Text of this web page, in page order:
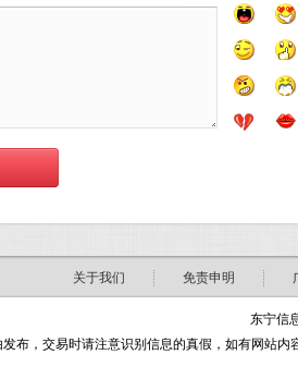
关于我们 免责申明
东宁信
布，交易时请注意识别信息的真假，如有网站内